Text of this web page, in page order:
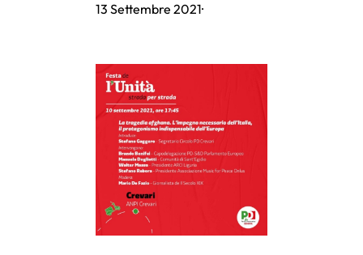
13 Settembre 2021·